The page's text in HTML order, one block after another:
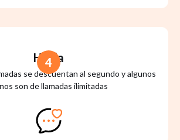
Habla
se descuentan al segundo y algunos
son de llamadas ilimitadas
4